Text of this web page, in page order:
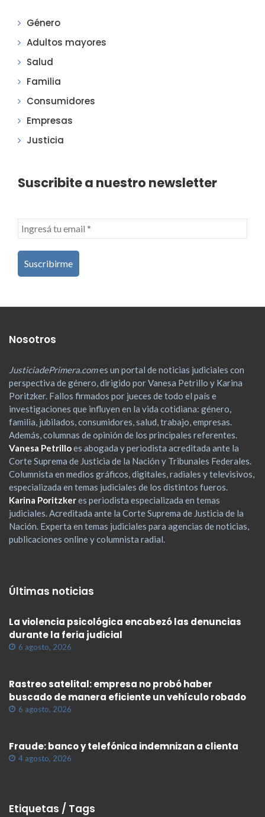
Género
Adultos mayores
Salud
Familia
Consumidores
Empresas
Justicia
Suscribite a nuestro newsletter
Nosotros
JusticiadePrimera.comes un portal de noticias judiciales con
perspectiva de género, dirigido por Vanesa Petrillo y Karina
Poritzker. Fallos firmados por jueces de todo el país e
investigaciones que influyen en la vida cotidiana: género,
familia, jubilados, consumidores, salud, trabajo, empresas.
Además, columnas de opinión de los principales referentes.
Vanesa Petrilloes abogada y periodista acreditada ante la
Corte Suprema de Justicia de la Nación y Tribunales Federales.
Columnista en medios gráficos, digitales, radiales y televisivos,
especializada en temas judiciales de los distintos fueros.
Karina Poritzkeres periodista especializada en temas
judiciales. Acreditada ante la Corte Suprema de Justicia de la
Nación. Experta en temas judiciales para agencias de noticias,
publicaciones online y columnista radial.
Últimas noticias
La violencia psicológica encabezó las denuncias
durante la feria judicial
6 agosto, 2026
Rastreo satelital: empresa no probó haber
buscado de manera eficiente un vehículo robado
6 agosto, 2026
Fraude: banco y telefónica indemnizan a clienta
4 agosto, 2026
Etiquetas / Tags